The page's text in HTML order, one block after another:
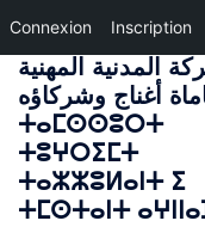
Connexion Inscription
Aller
au
contenu
المدنية المهنية
أغناج وشركاؤه
ⵜⴰⵎⵙⵙⵓⵔⵜ
ⵜⵓⵖⵔⵉⵎⵜ
ⵜⴰⵣⵣⵓⵍⴰⵏⵜ ⵉ
ⵜⵎⵙⵜⴰⵏⵜ